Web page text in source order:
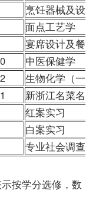
烹饪器械及设备
面点工艺学
宴席设计及餐
中医保健学
生物化学（一）
新浙江名菜名点
红案实习
白案实习
专业社会调查
按学分选修，数